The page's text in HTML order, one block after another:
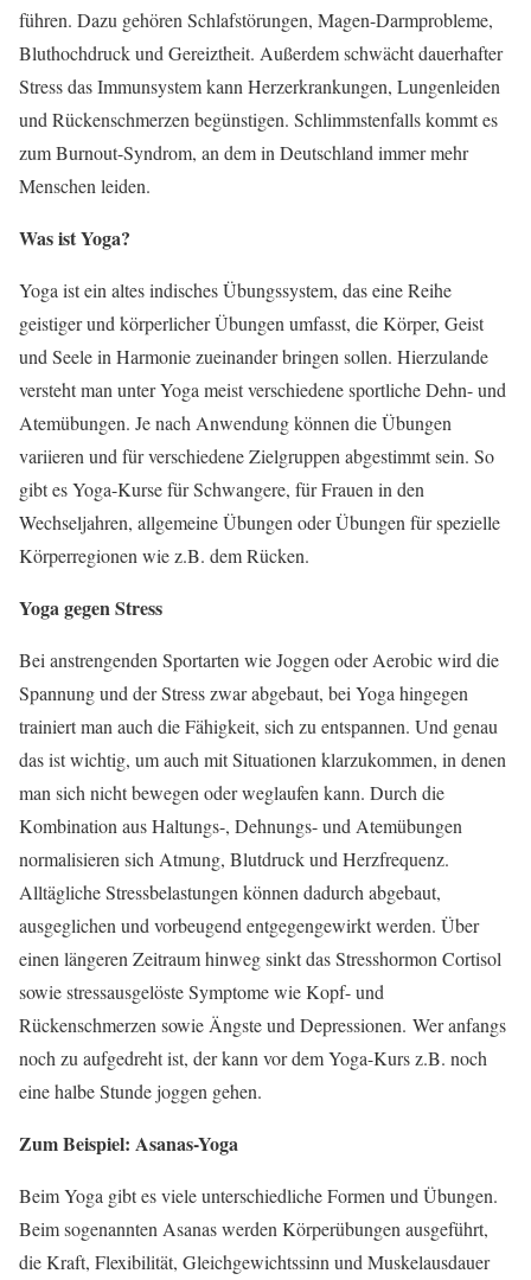
führen. Dazu gehören Schlafstörungen, Magen-Darmprobleme,
Bluthochdruck und Gereiztheit. Außerdem schwächt dauerhafter
Stress das Immunsystem kann Herzerkrankungen, Lungenleiden
und Rückenschmerzen begünstigen. Schlimmstenfalls kommt es
zum Burnout-Syndrom, an dem in Deutschland immer mehr
Menschen leiden.
Was ist Yoga?
Yoga ist ein altes indisches Übungssystem, das eine Reihe
geistiger und körperlicher Übungen umfasst, die Körper, Geist
und Seele in Harmonie zueinander bringen sollen. Hierzulande
versteht man unter Yoga meist verschiedene sportliche Dehn- und
Atemübungen. Je nach Anwendung können die Übungen
variieren und für verschiedene Zielgruppen abgestimmt sein. So
gibt es Yoga-Kurse für Schwangere, für Frauen in den
Wechseljahren, allgemeine Übungen oder Übungen für spezielle
Körperregionen wie z.B. dem Rücken.
Yoga gegen Stress
Bei anstrengenden Sportarten wie Joggen oder Aerobic wird die
Spannung und der Stress zwar abgebaut, bei Yoga hingegen
trainiert man auch die Fähigkeit, sich zu entspannen. Und genau
das ist wichtig, um auch mit Situationen klarzukommen, in denen
man sich nicht bewegen oder weglaufen kann. Durch die
Kombination aus Haltungs-, Dehnungs- und Atemübungen
normalisieren sich Atmung, Blutdruck und Herzfrequenz.
Alltägliche Stressbelastungen können dadurch abgebaut,
ausgeglichen und vorbeugend entgegengewirkt werden. Über
einen längeren Zeitraum hinweg sinkt das Stresshormon Cortisol
sowie stressausgelöste Symptome wie Kopf- und
Rückenschmerzen sowie Ängste und Depressionen. Wer anfangs
noch zu aufgedreht ist, der kann vor dem Yoga-Kurs z.B. noch
eine halbe Stunde joggen gehen.
Zum Beispiel: Asanas-Yoga
Beim Yoga gibt es viele unterschiedliche Formen und Übungen.
Beim sogenannten Asanas werden Körperübungen ausgeführt,
die Kraft, Flexibilität, Gleichgewichtssinn und Muskelausdauer